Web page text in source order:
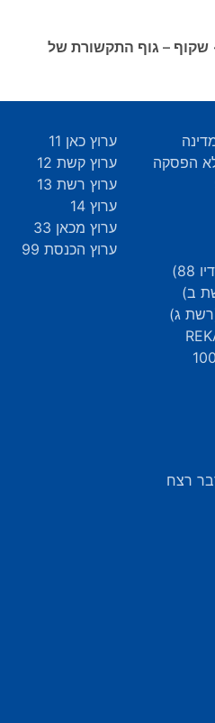
שקוף – גוף התקשורת של
ב)
ג)
ערוץ כאן 11
ערוץ קשת 12
ערוץ רשת 13
ערוץ 14
ערוץ מכאן 33
ערוץ הכנסת 99